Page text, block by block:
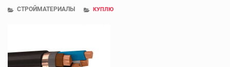
СТРОЙМАТЕРИАЛЫ КУПЛЮ